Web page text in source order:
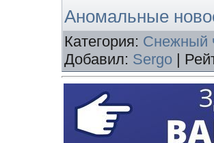
Аномальные
Категория: Снежный
Добавил: Sergo